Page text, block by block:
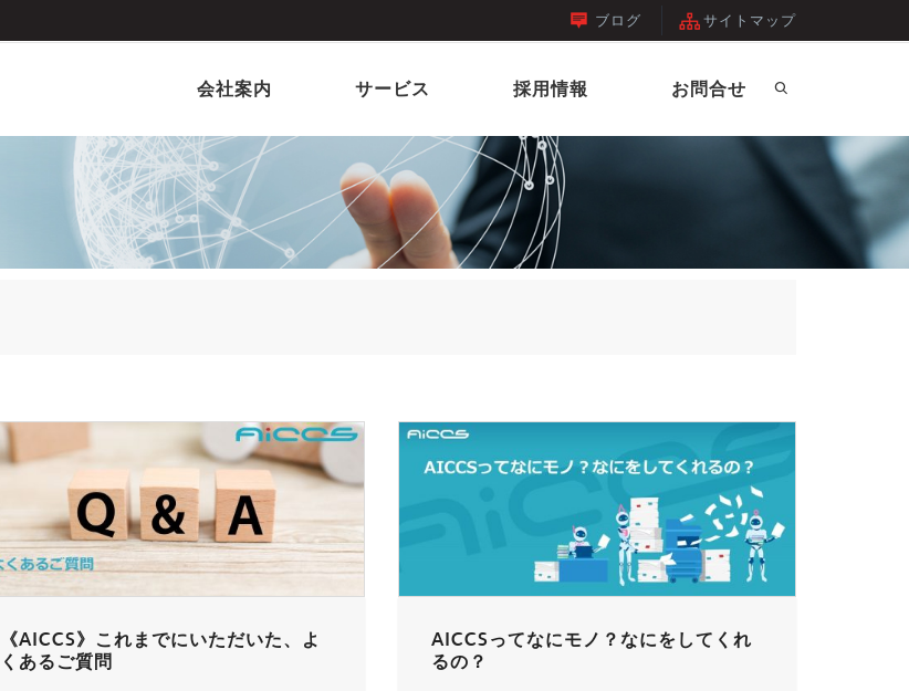
ブログ サイトマップ
会社案内 サービス 採用情報 お問合せ
《AICCS》これまでにいただいた、よ
くあるご質問
AICCSってなにモノ？なにをしてくれ
るの？